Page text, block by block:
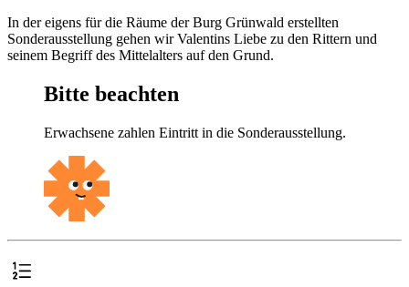
In der eigens für die Räume der Burg Grünwald erstellten
Sonderausstellung gehen wir Valentins Liebe zu den Rittern und
seinem Begriff des Mittelalters auf den Grund.
Bitte beachten
Erwachsene zahlen Eintritt in die Sonderausstellung.